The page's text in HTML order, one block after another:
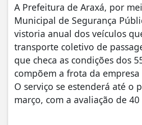
A Prefeitura de Araxá, por
Municipal de Segurança
vistoria anual dos veículos
transporte coletivo de
que checa as condições dos
compõem a frota da empresa
O serviço se estenderá até o
março, com a avaliação de